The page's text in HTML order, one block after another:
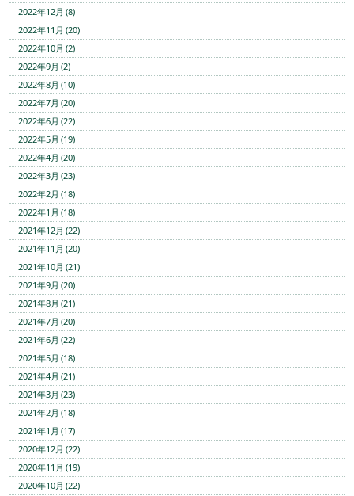
2022年12月 (8)
2022年11月 (20)
2022年10月 (2)
2022年9月 (2)
2022年8月 (10)
2022年7月 (20)
2022年6月 (22)
2022年5月 (19)
2022年4月 (20)
2022年3月 (23)
2022年2月 (18)
2022年1月 (18)
2021年12月 (22)
2021年11月 (20)
2021年10月 (21)
2021年9月 (20)
2021年8月 (21)
2021年7月 (20)
2021年6月 (22)
2021年5月 (18)
2021年4月 (21)
2021年3月 (23)
2021年2月 (18)
2021年1月 (17)
2020年12月 (22)
2020年11月 (19)
2020年10月 (22)